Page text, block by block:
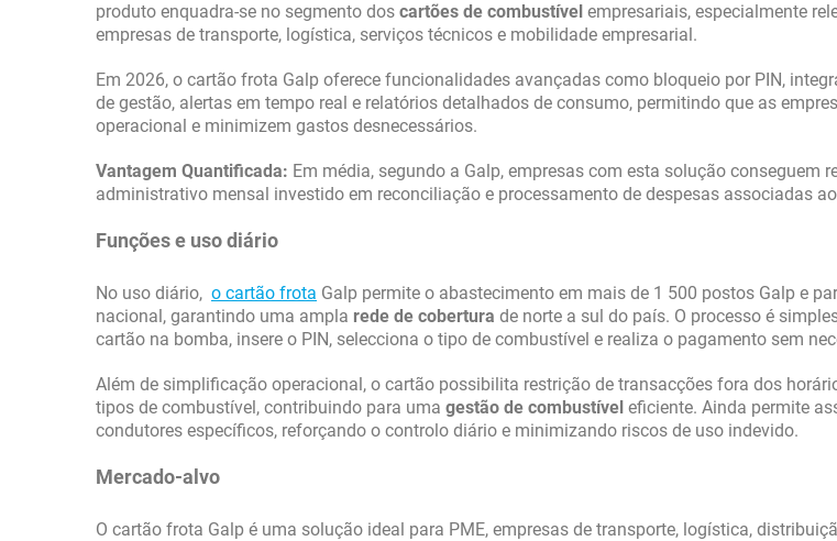
produto enquadra-se no segmento dos cartões de combustível empresariais, especialmente
empresas de transporte, logística, serviços técnicos e mobilidade empresarial.
Em 2026, o cartão frota Galp oferece funcionalidades avançadas como bloqueio por PIN,
de gestão, alertas em tempo real e relatórios detalhados de consumo, permitindo que as
operacional e minimizem gastos desnecessários.
Vantagem Quantificada: Em média, segundo a Galp, empresas com esta solução conseguem
administrativo mensal investido em reconciliação e processamento de despesas associadas
Funções e uso diário
No uso diário, o cartão frota Galp permite o abastecimento em mais de 1 500 postos Galp e
nacional, garantindo uma ampla rede de cobertura de norte a sul do país. O processo é
cartão na bomba, insere o PIN, selecciona o tipo de combustível e realiza o pagamento sem
Além de simplificação operacional, o cartão possibilita restrição de transacções fora dos
tipos de combustível, contribuindo para uma gestão de combustível eficiente. Ainda permite
condutores específicos, reforçando o controlo diário e minimizando riscos de uso indevido.
Mercado-alvo
O cartão frota Galp é uma solução ideal para PME, empresas de transporte, logística,